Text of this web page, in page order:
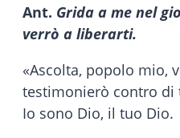
Ant. Grida a me nel
verrò a liberarti.
«Ascolta, popolo mio,
testimonierò contro di
Io sono Dio, il tuo Dio.